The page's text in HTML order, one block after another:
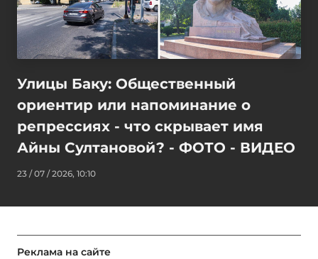
Улицы Баку: Общественный
ориентир или напоминание о
репрессиях - что скрывает имя
Айны Султановой? - ФОТО - ВИДЕО
23 / 07 / 2026, 10:10
Реклама на сайте